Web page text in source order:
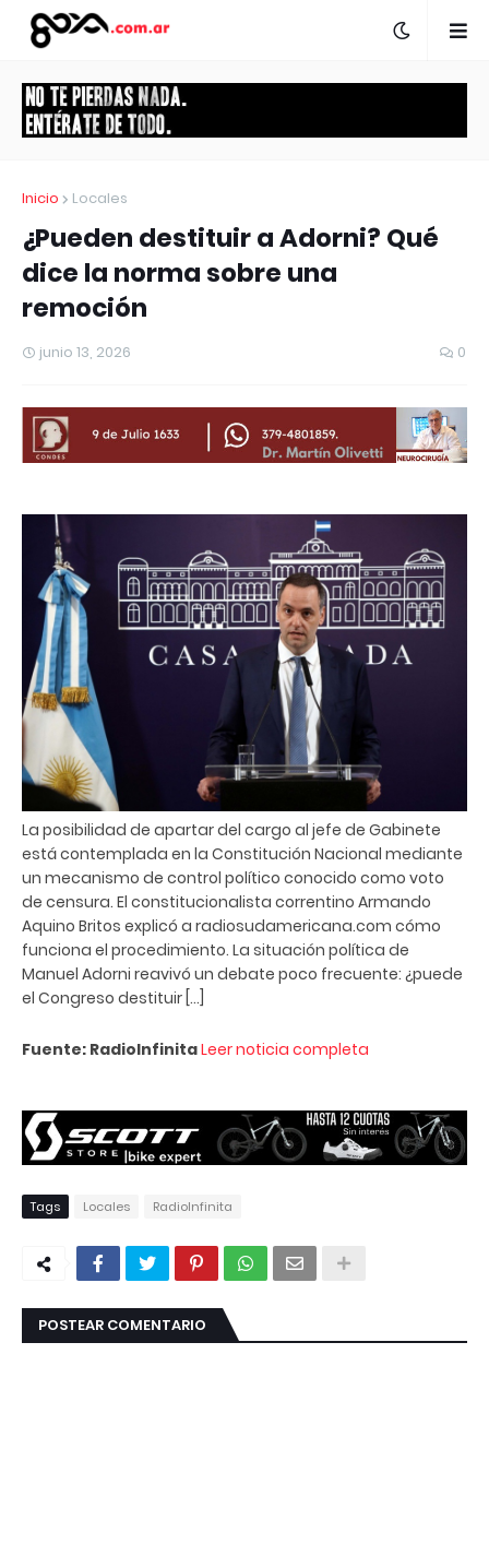
Inicio Locales
¿Pueden destituir a Adorni? Qué
dice la norma sobre una
remoción
junio 13, 2026 0
La posibilidad de apartar del cargo al jefe de Gabinete
está contemplada en la Constitución Nacional mediante
un mecanismo de control político conocido como voto
de censura. El constitucionalista correntino Armando
Aquino Britos explicó a radiosudamericana.com cómo
funciona el procedimiento. La situación política de
Manuel Adorni reavivó un debate poco frecuente: ¿puede
el Congreso destituir […]
Fuente: RadioInfinitaLeer noticia completa
Tags Locales RadioInfinita
POSTEAR COMENTARIO